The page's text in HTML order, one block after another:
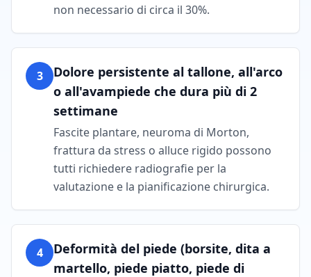
non necessario di circa il 30%.
3
Dolore persistente al tallone, all'arco
o all'avampiede che dura più di 2
settimane
Fascite plantare, neuroma di Morton,
frattura da stress o alluce rigido possono
tutti richiedere radiografie per la
valutazione e la pianificazione chirurgica.
4
Deformità del piede (borsite, dita a
martello, piede piatto, piede di